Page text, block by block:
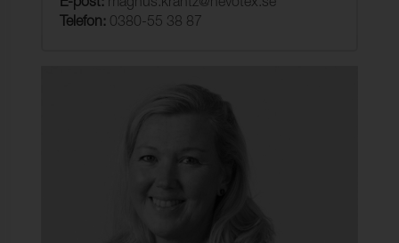
E-post: magnus.krantz@nevotex.se
Telefon: 0380-55 38 87